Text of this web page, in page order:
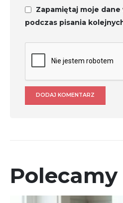
Zapamiętaj moje
podczas pisania
Polecamy